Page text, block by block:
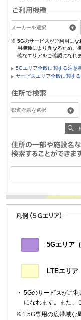
5Gのサービスがご利用にな
用機種により異なるため、
確なエリアをご確認になれま
5Gエリア全般に関する注意
サービスエリア全般に関す
5Gエリア
LTEエリア
5Gのサービスがご
になれます。また、
5G専用の広帯域な